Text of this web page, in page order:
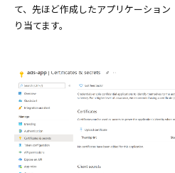
て、先ほど作成したアプリケーショ
り当てます。